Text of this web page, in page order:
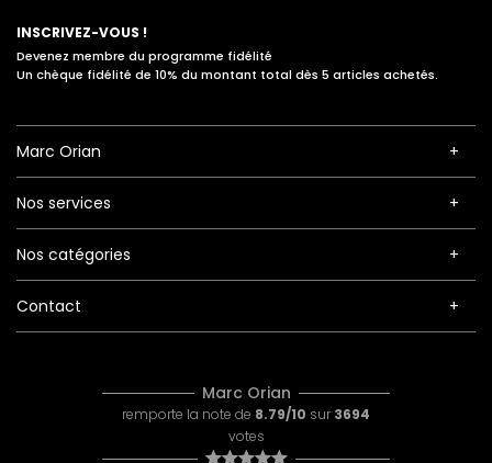
INSCRIVEZ-VOUS !
Devenez membre du programme fidélité
Un chèque fidélité de 10% du montant total dès 5 articles achetés.
Marc Orian
Nos services
Nos catégories
Contact
Marc Orian
remporte la note de 8.79/10 sur 3694
votes